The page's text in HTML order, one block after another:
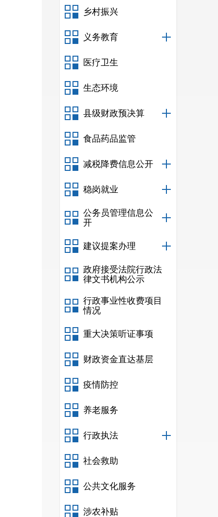
乡村振兴
义务教育
医疗卫生
生态环境
县级财政预决算
食品药品监管
减税降费信息公开
稳岗就业
公务员管理信息公
开
建议提案办理
政府接受法院行政法
律文书机构公示
行政事业性收费项目
情况
重大决策听证事项
财政资金直达基层
疫情防控
养老服务
行政执法
社会救助
公共文化服务
涉农补贴